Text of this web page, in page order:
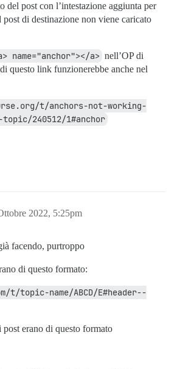
del post con l’intestazione aggiunta per
di destinazione non viene caricato
name="anchor"></a> nell’OP di
questo link funzionerebbe anche nel
t/anchors-not-working-
240512/1#anchor
2022, 5:25pm
facendo, purtroppo
di questo formato:
t/topic-name/ABCD/E#header--
erano di questo formato